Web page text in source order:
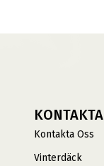
KONTAKTA
Kontakta Oss
Vinterdäck